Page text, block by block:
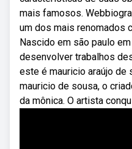
mais famosos.
um dos mais renomados
Nascido em são paulo
desenvolver trabalhos
este é mauricio araújo de
mauricio de sousa, o
da mônica. O artista